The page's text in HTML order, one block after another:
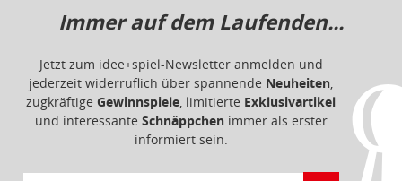
Immer auf dem Laufenden...
Jetzt zum idee+spiel-Newsletter anmelden und
jederzeit widerruflich über spannende Neuheiten,
zugkräftige Gewinnspiele, limitierte Exklusivartikel
und interessante Schnäppchenimmer als erster
informiert sein.